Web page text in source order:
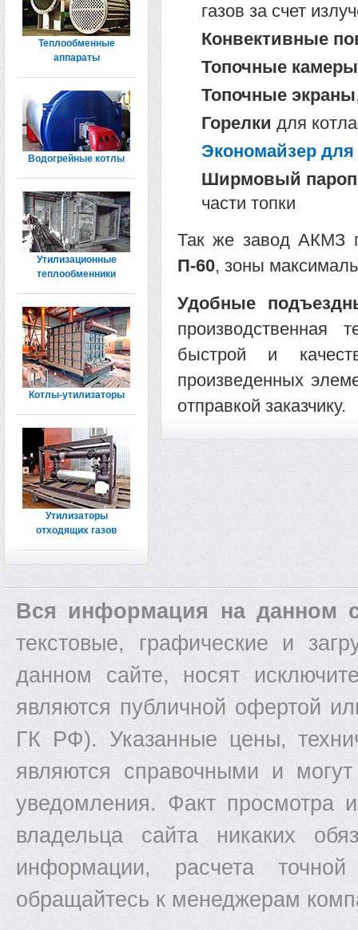
газов за счет
Конвективные
Топочные камеры
Топочные экраны
Горелки для котла
Экономайзер для
Ширмовый
части топки
Так же завод АКМЗ
П-60, зоны
Удобные
производственная
быстрой и
произведенных
отправкой заказчику.
Теплообменные
аппараты
Водогрейные котлы
Утилизационные
теплообменники
Котлы-утилизаторы
Утилизаторы
отходящих газов
Вся информация на данном
текстовые, графические и
данном сайте, носят
являются публичной офертой
ГК РФ). Указанные цены,
являются справочными и
уведомления. Факт просмотра
владельца сайта никаких
информации, расчета
обращайтесь к менеджерам